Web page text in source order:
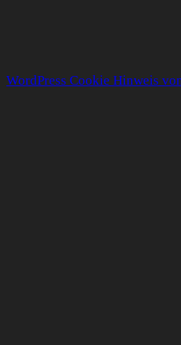
WordPress Cookie Hinweis